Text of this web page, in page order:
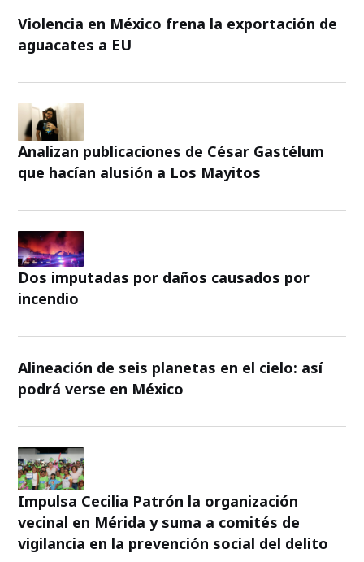
Violencia en México frena la exportación de
aguacates a EU
Analizan publicaciones de César Gastélum
que hacían alusión a Los Mayitos
Dos imputadas por daños causados por
incendio
Alineación de seis planetas en el cielo: así
podrá verse en México
Impulsa Cecilia Patrón la organización
vecinal en Mérida y suma a comités de
vigilancia en la prevención social del delito